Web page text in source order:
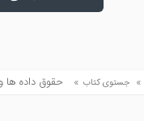
» جستوی کتاب » حقوق داده